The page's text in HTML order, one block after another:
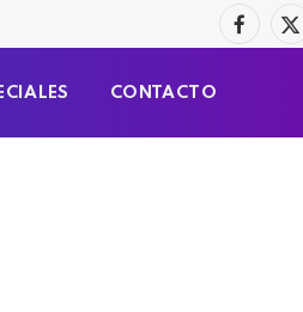
Facebook
X
CONTACTO